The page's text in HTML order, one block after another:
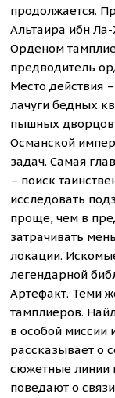
продолжается.
Альтаира ибн Ла-
Орденом
предводитель
Место действия
лачуги бедных
пышных
Османской
задач. Самая
– поиск
исследовать
проще, чем в
затрачивать
локации.
легендарной
Артефакт. Теми
тамплиеров.
в особой миссии
рассказывает о
сюжетные линии
поведают о